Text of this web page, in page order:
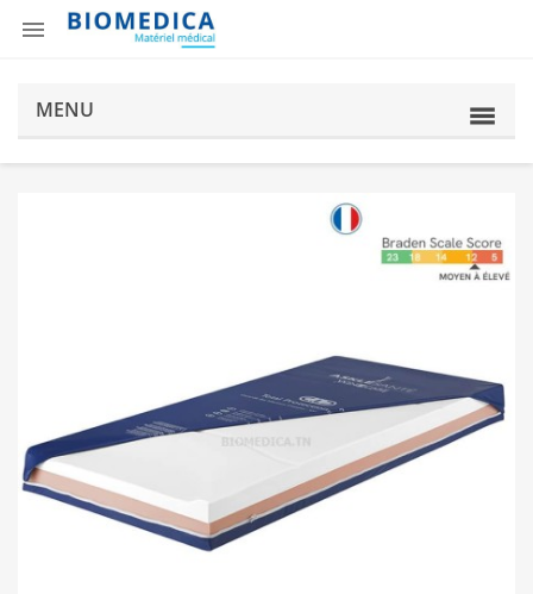

MENU